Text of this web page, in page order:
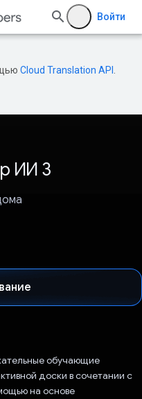
Войти
Cloud Translation API
ИИ 3
обучающие
доски в сочетании с
на основе